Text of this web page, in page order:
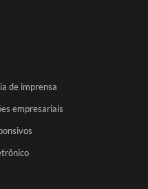
de imprensa
empresariais